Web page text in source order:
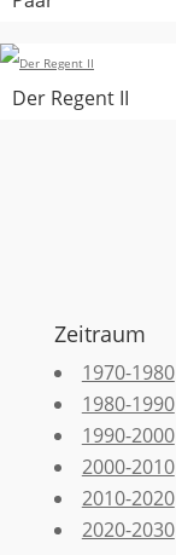
Der Regent II
Zeitraum
1970-1980
1980-1990
1990-2000
2000-2010
2010-2020
2020-2030